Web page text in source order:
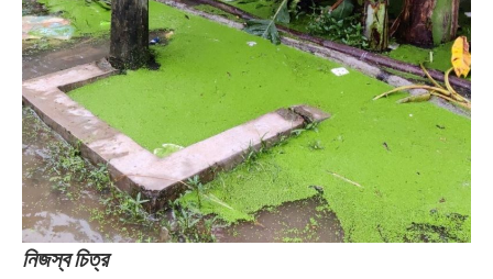
নিজস্ব চিত্র